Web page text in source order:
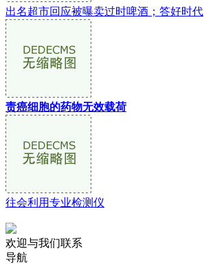
出名超市回应被曝卖过时啤酒；答好时代
责癌细胞的药物无效载荷
往会利用专业检测仪
欢迎与我们联系
导航